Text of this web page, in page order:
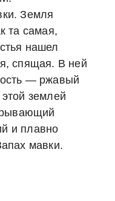
Земля
та самая,
нашел
спящая. В ней
— ржавый
землей
и плавно
мавки.